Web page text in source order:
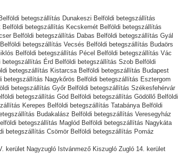
betegszállítás Dunakeszi Belföldi betegszállítás
betegszállítás Kecskemét Belföldi betegszállítás
Belföldi betegszállítás Dabas Belföldi betegszállítás Gyál
betegszállítás Vecsés Belföldi betegszállítás Budaörs
Belföldi betegszállítás Pécel Belföldi betegszállítás Vác
Érd Belföldi betegszállítás Szob Belföldi
betegszállítás Kistarcsa Belföldi betegszállítás Budapest
betegszállítás Nagykőrös Belföldi betegszállítás Esztergom
betegszállítás Győr Belföldi betegszállítás Székesfehérvár
betegszállítás Göd Belföldi betegszállítás Gödöllő Belföldi
Kerepes Belföldi betegszállítás Tatabánya Belföldi
Budakalász Belföldi betegszállítás Veresegyház
betegszállítás Maglód Belföldi betegszállítás Nagykáta
betegszállítás Csömör Belföldi betegszállítás Pomáz
kerület Nagyzugló Istvánmező Kiszugló Zugló 14. kerület